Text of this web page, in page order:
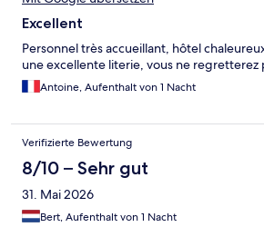
Excellent
Personnel très accueillant, hôtel
une excellente literie, vous ne regretterez
Antoine, Aufenthalt von 1 Nacht
Verifizierte Bewertung
8/10 – Sehr gut
31. Mai 2026
Bert, Aufenthalt von 1 Nacht